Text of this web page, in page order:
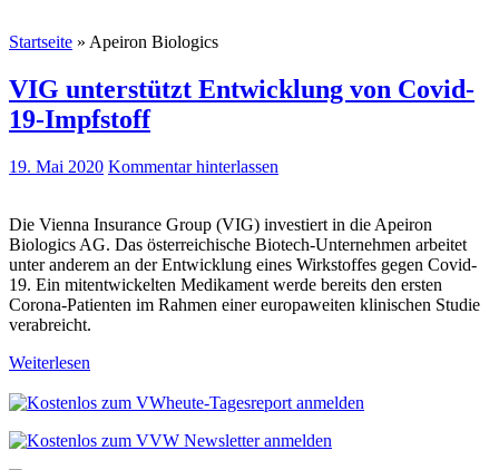
Startseite » Apeiron Biologics
VIG unterstützt Entwicklung von Covid-
19-Impfstoff
19. Mai 2020 Kommentar hinterlassen
Die Vienna Insurance Group (VIG) investiert in die Apeiron
Biologics AG. Das österreichische Biotech-Unternehmen arbeitet
unter anderem an der Entwicklung eines Wirkstoffes gegen Covid-
19. Ein mitentwickelten Medikament werde bereits den ersten
Corona-Patienten im Rahmen einer europaweiten klinischen Studie
verabreicht.
Weiterlesen